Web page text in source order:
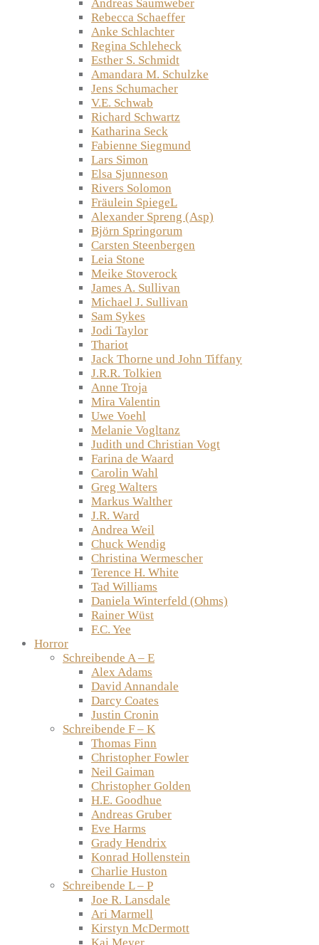
Andreas Saumweber
Rebecca Schaeffer
Anke Schlachter
Regina Schleheck
Esther S. Schmidt
Amandara M. Schulzke
Jens Schumacher
V.E. Schwab
Richard Schwartz
Katharina Seck
Fabienne Siegmund
Lars Simon
Elsa Sjunneson
Rivers Solomon
Fräulein SpiegeL
Alexander Spreng (Asp)
Björn Springorum
Carsten Steenbergen
Leia Stone
Meike Stoverock
James A. Sullivan
Michael J. Sullivan
Sam Sykes
Jodi Taylor
Thariot
Jack Thorne und John Tiffany
J.R.R. Tolkien
Anne Troja
Mira Valentin
Uwe Voehl
Melanie Vogltanz
Judith und Christian Vogt
Farina de Waard
Carolin Wahl
Greg Walters
Markus Walther
J.R. Ward
Andrea Weil
Chuck Wendig
Christina Wermescher
Terence H. White
Tad Williams
Daniela Winterfeld (Ohms)
Rainer Wüst
F.C. Yee
Horror
Schreibende A – E
Alex Adams
David Annandale
Darcy Coates
Justin Cronin
Schreibende F – K
Thomas Finn
Christopher Fowler
Neil Gaiman
Christopher Golden
H.E. Goodhue
Andreas Gruber
Eve Harms
Grady Hendrix
Konrad Hollenstein
Charlie Huston
Schreibende L – P
Joe R. Lansdale
Ari Marmell
Kirstyn McDermott